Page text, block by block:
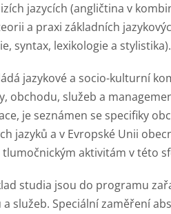
jazycích (angličtina v
a praxi základních
syntax, lexikologie a stylistika).
jazykové a socio-kulturní
obchodu, služeb a
je seznámen se specifiky
jazyků a v Evropské Unii
aktivitám v této
studia jsou do programu
služeb. Speciální zaměření